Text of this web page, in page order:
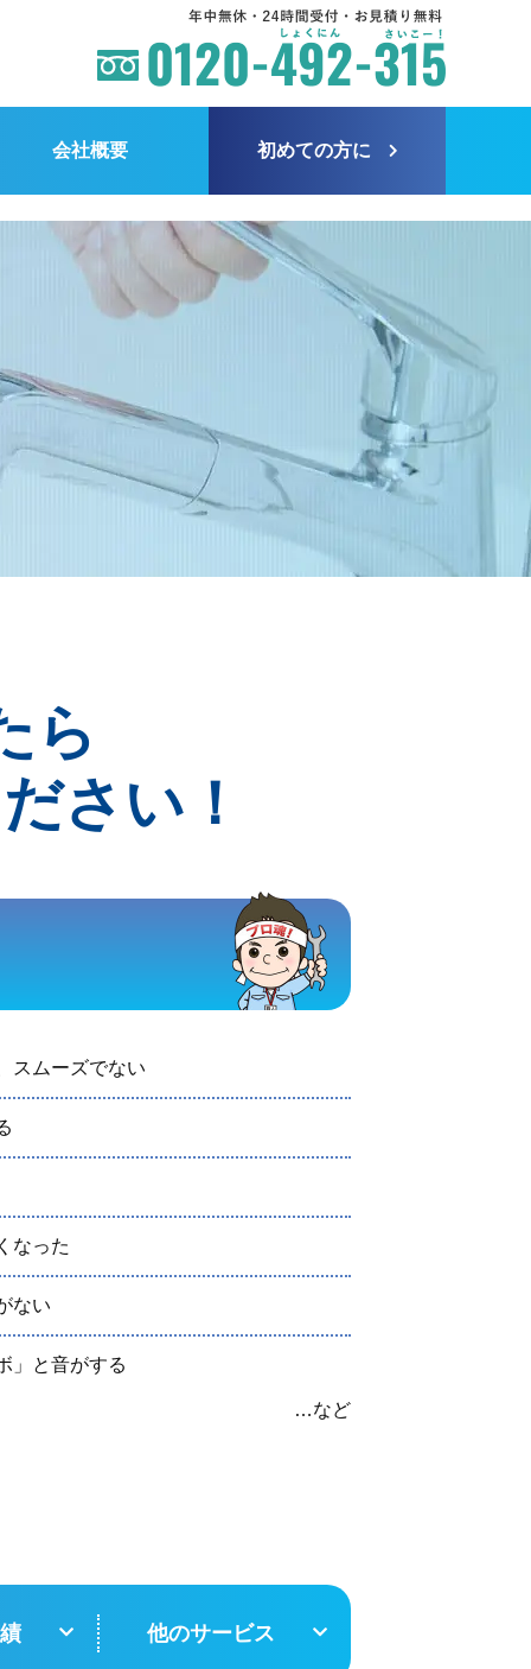
会社概要 初めての方に
ら
さい！
スムーズでない
なった
ない
」と音がする
…など
他のサービス